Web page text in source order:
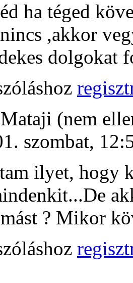
ha téged
,akkor
dolgokat
(nem
szombat,
ilyet, hogy
? Mikor